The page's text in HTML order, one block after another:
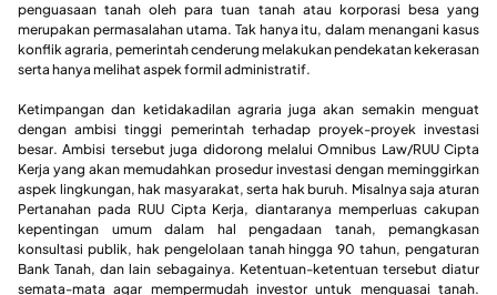
penguasaan tanah oleh para tuan tanah atau korporasi besa yang
merupakan permasalahan utama. Tak hanya itu, dalam menangani kasus
konflik agraria, pemerintah cenderung melakukan pendekatan kekerasan
serta hanya melihat aspek formil administratif.
Ketimpangan dan ketidakadilan agraria juga akan semakin menguat
dengan ambisi tinggi pemerintah terhadap proyek-proyek investasi
besar. Ambisi tersebut juga didorong melalui Omnibus Law/RUU Cipta
Kerja yang akan memudahkan prosedur investasi dengan meminggirkan
aspek lingkungan, hak masyarakat, serta hak buruh. Misalnya saja aturan
Pertanahan pada RUU Cipta Kerja, diantaranya memperluas cakupan
kepentingan umum dalam hal pengadaan tanah, pemangkasan
konsultasi publik, hak pengelolaan tanah hingga 90 tahun, pengaturan
Bank Tanah, dan lain sebagainya. Ketentuan-ketentuan tersebut diatur
semata-mata agar mempermudah investor untuk menguasai tanah.